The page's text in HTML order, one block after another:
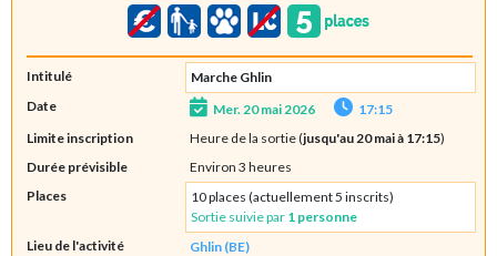
Intitulé
Marche Ghlin
Date
Mer. 20 mai 2026
17:15
Limite inscription
Heure de la sortie (jusqu'au 20 mai à 17:15)
Durée prévisible
Environ 3 heures
Places
10 places (actuellement 5 inscrits)
Sortie suivie par 1 personne
Lieu de l'activité
Ghlin (BE)